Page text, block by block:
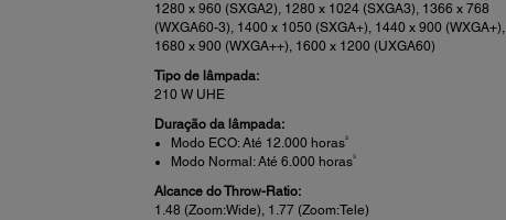
1280 x 960 (SXGA2), 1280 x 1024 (SXGA3), 1366 x 768
(WXGA60-3), 1400 x 1050 (SXGA+), 1440 x 900 (WXGA+),
1680 x 900 (WXGA++), 1600 x 1200 (UXGA60)
Tipo de lâmpada:
210 W UHE
Duração da lâmpada:
Modo ECO: Até 12.000 horas3
Modo Normal: Até 6.000 horas3
Alcance do Throw-Ratio:
1.48 (Zoom:Wide), 1.77 (Zoom:Tele)